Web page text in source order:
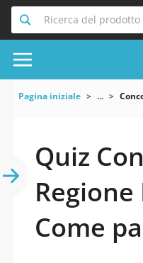
Ricerca del prodotto
Pagina iniziale ...
Quiz
Come